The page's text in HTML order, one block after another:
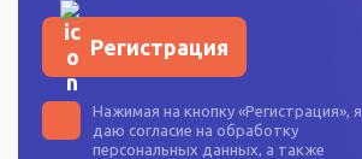
Регистрация
Нажимая на кнопку «Регистрация», я
даю согласие на обработку
персональных данных, а также